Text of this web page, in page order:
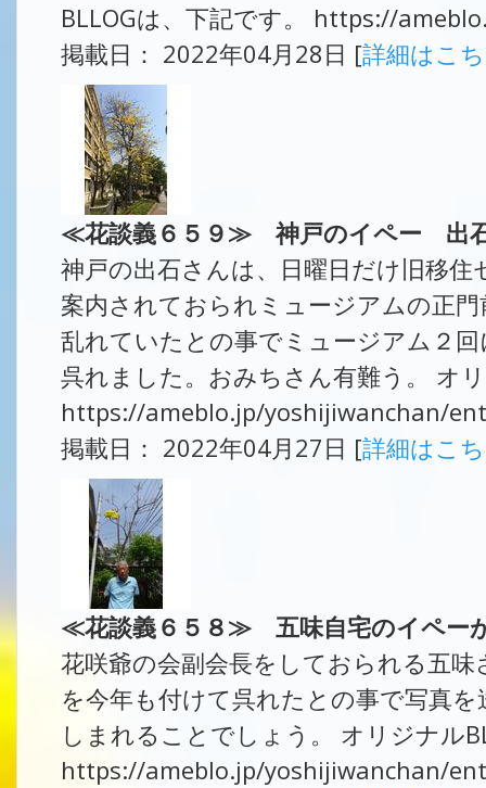
BLLOGは、下記です。 https://
掲載日： 2022年04月28日 [詳細はこ
≪花談義６５９≫ 神戸のイペー 出
神戸の出石さんは、日曜日だけ旧移
案内されておられミュージアムの正
乱れていたとの事でミュージアム２
呉れました。おみちさん有難う。 オ
https://ameblo.jp/yoshijiwanchan/
掲載日： 2022年04月27日 [詳細はこ
≪花談義６５８≫ 五味自宅のイペー
花咲爺の会副会長をしておられる五
を今年も付けて呉れたとの事で写真
しまれることでしょう。 オリジナル
https://ameblo.jp/yoshijiwanchan/